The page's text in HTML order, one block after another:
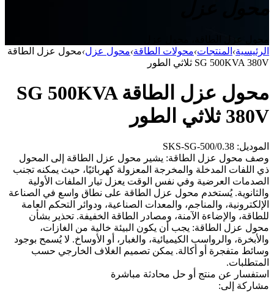
الرئيسية› المنتجات›محولات الطاقة›محول عزل›محول عزل الطاقة
SG 500KVA 380V ثلاثي الطور
محول عزل الطاقة SG 500KVA
380V ثلاثي الطور
الموديل: SKS-SG-500/0.38
وصف محول عزل الطاقة: يشير محول عزل الطاقة إلى المحول
ذي اللفات المدخلة والمخرجة المعزولة كهربائيًا، حيث يمكنه تجنب
الصدمات العرضية وفي نفس الوقت يعزل تيار الملفات الأولية
والثانوية. يُستخدم محول عزل الطاقة على نطاق واسع في الصناعة
الإلكترونية، والمناجم، والمعدات الصناعية، ودوائر التحكم العامة
للطاقة، والإضاءة الآمنة، ومصادر الطاقة الخفيفة. تحذير بشأن
محول عزل الطاقة: يجب أن يكون البيئة خالية من الغازات،
والأبخرة، والرواسب الكيميائية، والغبار، أو الأوساخ. لا يُسمح بوجود
وسائط متفجرة أو أكالة. يمكن تصميم الغلاف الخارجي حسب
المتطلبات.
استفسار عن منتج أو حل محادثة مباشرة
مشاركة إلى: